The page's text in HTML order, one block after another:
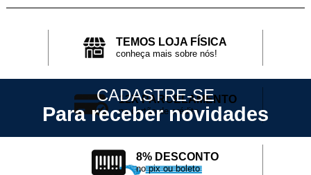
TEMOS LOJA FÍSICA
conheça mais sobre nós!
12X PARCELAMENTO
no cartão de crédito
8% DESCONTO
no pix ou boleto
CADASTRE-SE
Para receber novidades